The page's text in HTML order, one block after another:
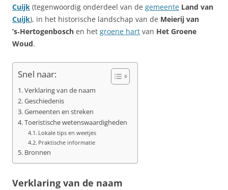
Cuijk (tegenwoordig onderdeel van de gemeente Land van
Cuijk), in het historische landschap van de Meierij van
’s‑Hertogenbosch en het groene hart van Het Groene
Woud.
Snel naar:
Verklaring van de naam
Geschiedenis
Gemeenten en streken
Toeristische wetenswaardigheden
Lokale tips en weetjes
Praktische informatie
Bronnen
Verklaring van de naam